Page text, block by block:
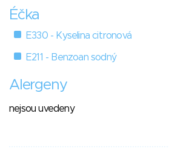
Éčka
E330 - Kyselina citronová
E211 - Benzoan sodný
Alergeny
nejsou uvedeny